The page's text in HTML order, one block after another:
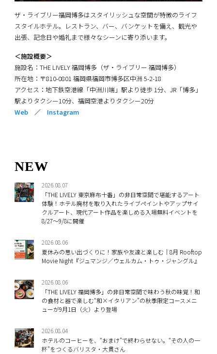
ザ・ライブリー福岡博多はスタイリッシュな空間が特徴のライフ
スタイルホテル。レストラン、バー、バンケットを備え、観光や
出張、記念日や婚礼まで様々なシーンに寄り添います。
＜施設概要＞
施設名：THE LIVELY 福岡博多（ザ・ライブリー 福岡博多）
所在地：〒810-0801 福岡県福岡市博多区中洲 5-2-18
アクセス：地下鉄空港線「中洲川端」駅より徒歩 1分、JR「博多」
駅よりタクシー10分、福岡空港よりタクシー20分
Web ／ Instagram
NEW
2026.08.07
「THE LIVELY 東京麻布十番」の非日常空間で堪能するアート
体験！ホテル廃材を取り入れたライブペイントやアップサイ
クルアート、現代アート作品を楽しめる入場無料イベントを
8/27～9/8に開催
2026.08.06
夏休みの思い出づくりに！家族や友達と楽しむ｜8月 Rooftop
Movie Night『ジュマンジ／ウェルカム・トゥ・ジャングル』
2026.08.06
「THE LIVELY 福岡博多」の非日常空間で味わう秋の味覚！和
の食材と器で楽しむ“和×イタリアン”の秋季限定コースメニ
ューが9月1日（火）より登場
2026.08.04
ホテルのコーヒーを、“おまけ”で終わらせない。“その人の一
杯”をつくるバリスタ・大貫さん